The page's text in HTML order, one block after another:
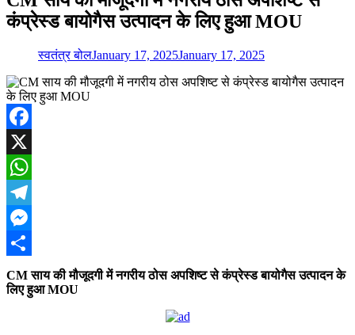
कंप्रेस्ड बायोगैस उत्पादन के लिए हुआ MOU
स्वतंत्र बोलJanuary 17, 2025January 17, 2025
Facebook
X
WhatsApp
Telegram
Messenger
Share
CM साय की मौजूदगी में नगरीय ठोस अपशिष्ट से कंप्रेस्ड बायोगैस उत्पादन के
लिए हुआ MOU